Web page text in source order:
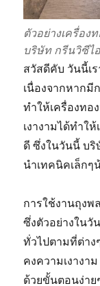
ตัวอย่างเครื่อง
บริษัท กรีนวิซีไ
สวัสดีคับ วันนี้เร
เนื่องจากหากมี
ทำให้เครื่องทอ
เงางามได้ทำใ
ดี ซึ่งในวันนี้ บริ
นำเทคนิคเล็ก
การใช้งานถุงพ
ซึ่งตัวอย่างในวั
ทั่วไปตามที่ต่าง
คงความเงางา
ด้วยขั้นตอนง่าย